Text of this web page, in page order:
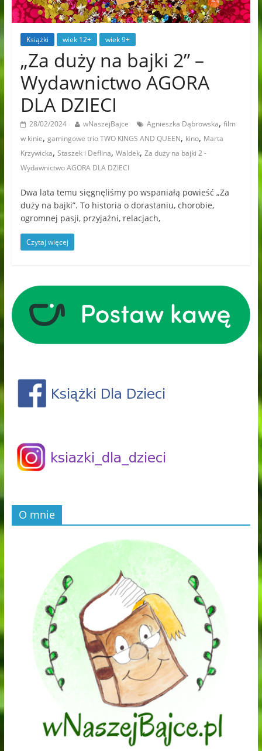
Książki wiek 12+ wiek 9+
„Za duży na bajki 2” –
Wydawnictwo AGORA
DLA DZIECI
28/02/2024 wNaszejBajce Agnieszka Dąbrowska, film
w kinie, gamingowe trio TWO KINGS AND QUEEN, kino, Marta
Krzywicka, Staszek i Deflina, Waldek, Za duży na bajki 2 -
Wydawnictwo AGORA DLA DZIECI
Dwa lata temu sięgnęliśmy po wspaniałą powieść „Za
duży na bajki”. To historia o dorastaniu, chorobie,
ogromnej pasji, przyjaźni, relacjach,
Czytaj więcej
O mnie